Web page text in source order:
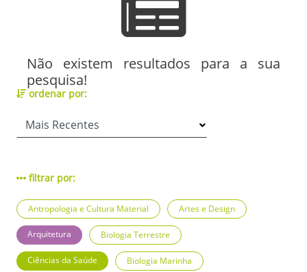
Não existem resultados para a sua
pesquisa!
ordenar por:
filtrar por:
Antropologia e Cultura Material Artes e Design
Arquitetura Biologia Terrestre
Ciências da Saúde Biologia Marinha